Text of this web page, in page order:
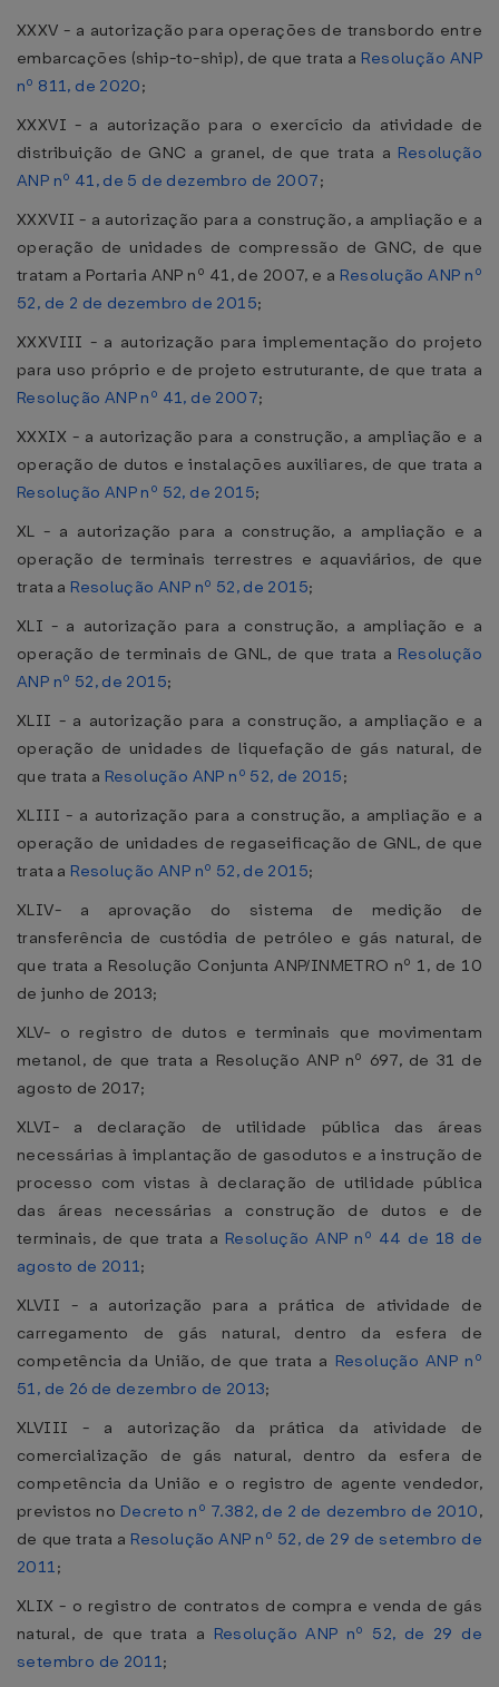
XXXV - a autorização para operações de transbordo entre
embarcações (ship-to-ship), de que trata a Resolução ANP
nº 811, de 2020;
XXXVI - a autorização para o exercício da atividade de
distribuição de GNC a granel, de que trata a Resolução
ANP nº 41, de 5 de dezembro de 2007;
XXXVII - a autorização para a construção, a ampliação e a
operação de unidades de compressão de GNC, de que
tratam a Portaria ANP nº 41, de 2007, e a Resolução ANP nº
52, de 2 de dezembro de 2015;
XXXVIII - a autorização para implementação do projeto
para uso próprio e de projeto estruturante, de que trata a
Resolução ANP nº 41, de 2007;
XXXIX - a autorização para a construção, a ampliação e a
operação de dutos e instalações auxiliares, de que trata a
Resolução ANP nº 52, de 2015;
XL - a autorização para a construção, a ampliação e a
operação de terminais terrestres e aquaviários, de que
trata a Resolução ANP nº 52, de 2015;
XLI - a autorização para a construção, a ampliação e a
operação de terminais de GNL, de que trata a Resolução
ANP nº 52, de 2015;
XLII - a autorização para a construção, a ampliação e a
operação de unidades de liquefação de gás natural, de
que trata a Resolução ANP nº 52, de 2015;
XLIII - a autorização para a construção, a ampliação e a
operação de unidades de regaseificação de GNL, de que
trata a Resolução ANP nº 52, de 2015;
XLIV- a aprovação do sistema de medição de
transferência de custódia de petróleo e gás natural, de
que trata a Resolução Conjunta ANP/INMETRO nº 1, de 10
de junho de 2013;
XLV- o registro de dutos e terminais que movimentam
metanol, de que trata a Resolução ANP nº 697, de 31 de
agosto de 2017;
XLVI- a declaração de utilidade pública das áreas
necessárias à implantação de gasodutos e a instrução de
processo com vistas à declaração de utilidade pública
das áreas necessárias a construção de dutos e de
terminais, de que trata a Resolução ANP nº 44 de 18 de
agosto de 2011;
XLVII - a autorização para a prática de atividade de
carregamento de gás natural, dentro da esfera de
competência da União, de que trata a Resolução ANP nº
51, de 26 de dezembro de 2013;
XLVIII - a autorização da prática da atividade de
comercialização de gás natural, dentro da esfera de
competência da União e o registro de agente vendedor,
previstos no Decreto nº 7.382, de 2 de dezembro de 2010,
de que trata a Resolução ANP nº 52, de 29 de setembro de
2011;
XLIX - o registro de contratos de compra e venda de gás
natural, de que trata a Resolução ANP nº 52, de 29 de
setembro de 2011;